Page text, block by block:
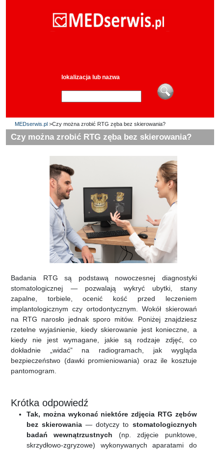
lokalizacja lub nazwa
MEDserwis.pl >Czy można zrobić RTG zęba bez skierowania?
Czy można zrobić RTG zęba bez skierowania?
Badania RTG są podstawą nowoczesnej diagnostyki
stomatologicznej — pozwalają wykryć ubytki, stany
zapalne, torbiele, ocenić kość przed leczeniem
implantologicznym czy ortodontycznym. Wokół skierowań
na RTG narosło jednak sporo mitów. Poniżej znajdziesz
rzetelne wyjaśnienie, kiedy skierowanie jest konieczne, a
kiedy nie jest wymagane, jakie są rodzaje zdjęć, co
dokładnie „widać” na radiogramach, jak wygląda
bezpieczeństwo (dawki promieniowania) oraz ile kosztuje
pantomogram.
Krótka odpowiedź
Tak, można wykonać niektóre zdjęcia RTG zębów
bez skierowania — dotyczy to stomatologicznych
badań wewnątrzustnych (np. zdjęcie punktowe,
skrzydłowo-zgryzowe) wykonywanych aparatami do